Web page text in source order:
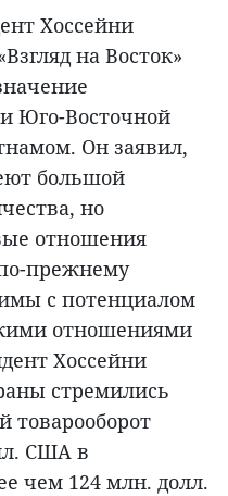
Хоссейни
на Восток»
Юго-Восточной
Он заявил,
большой
но
отношения
прежнему
с потенциалом
отношениями
Хоссейни
стремились
товарооборот
США в
чем 124 млн. долл.